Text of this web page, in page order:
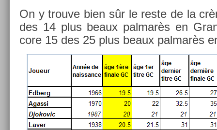
On y trouve bien sûr le reste de la
des 14 plus beaux pal­marès en
core 15 des 25 plus beaux pal­marès